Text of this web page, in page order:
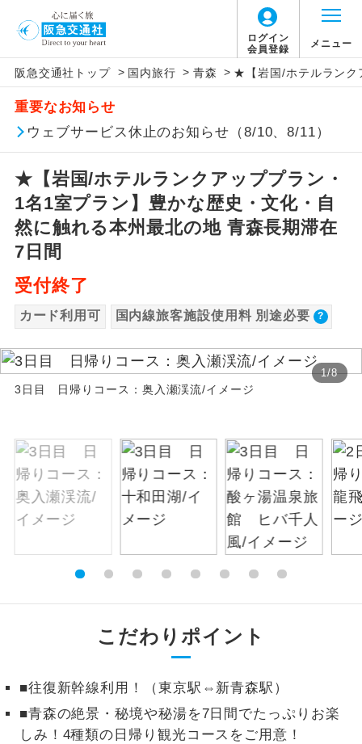
ログイン
会員登録
メニュー
阪急交通社トップ > 国内旅行 > 青森 > ★【岩国/ホテルランク
重要なお知らせ
ウェブサービス休止のお知らせ（8/10、8/11）
★【岩国/ホテルランクアッププラン・
1名1室プラン】豊かな歴史・文化・自
然に触れる本州最北の地 青森長期滞在
7日間
受付終了
カード利用可 国内線旅客施設使用料 別途必要
1/8
3日目 日帰りコース：奥入瀬渓流/イメージ
こだわりポイント
■往復新幹線利用！（東京駅⇔新青森駅）
■青森の絶景・秘境や秘湯を7日間でたっぷりお楽
しみ！4種類の日帰り観光コースをご用意！
【国内旅客施設使用料について】
旅行代金に国内旅客施設使用料は含まれてお
りません。別途お支払いが必要となります。
羽田空港往復：大人900円、子供900円
2026/10/6〜2027/6/4 羽田空港往復：大人
1,160円、子供1,160円
2027/6/5〜 羽田空港往復：大人1,180円、子
供1,180円
アイコン 説明
添乗員同行
往路出発空港（駅）から復路到着空港
（駅）まで同行します。
現地添乗員同
行
現地到着空港（駅）から最終日出発空港
（駅）まで添乗員が同行します。
バスガイド乗
務
バスガイドが乗務し、車内での観光案内
新コース
然遺産を訪ねるコースです。
絶景 絶景スポットに立ち寄るコースです。
温泉 温泉地にも宿泊するコースです。
露天風呂
ご宿泊ホテルに露天風呂が付いていま
す。
ご宿泊ホテルに大浴場が付いています。
全てのお食事が付いていますので、お食
く）
お部屋にてゆっくりとお召し上がりいた
だけます。
トラベルイヤ
ホン
周りの音を気にせず、ガイドさんの説明
をじっくり聞くことができます。